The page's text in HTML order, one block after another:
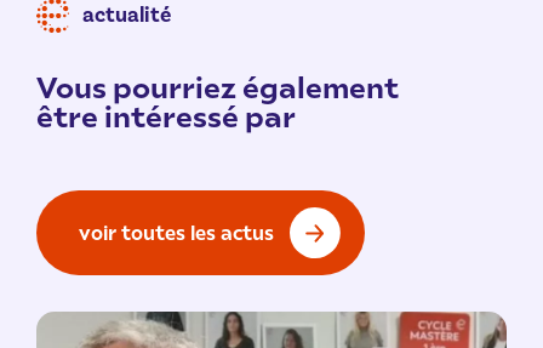
actualité
Vous pourriez également
être intéressé par
voir toutes les actus